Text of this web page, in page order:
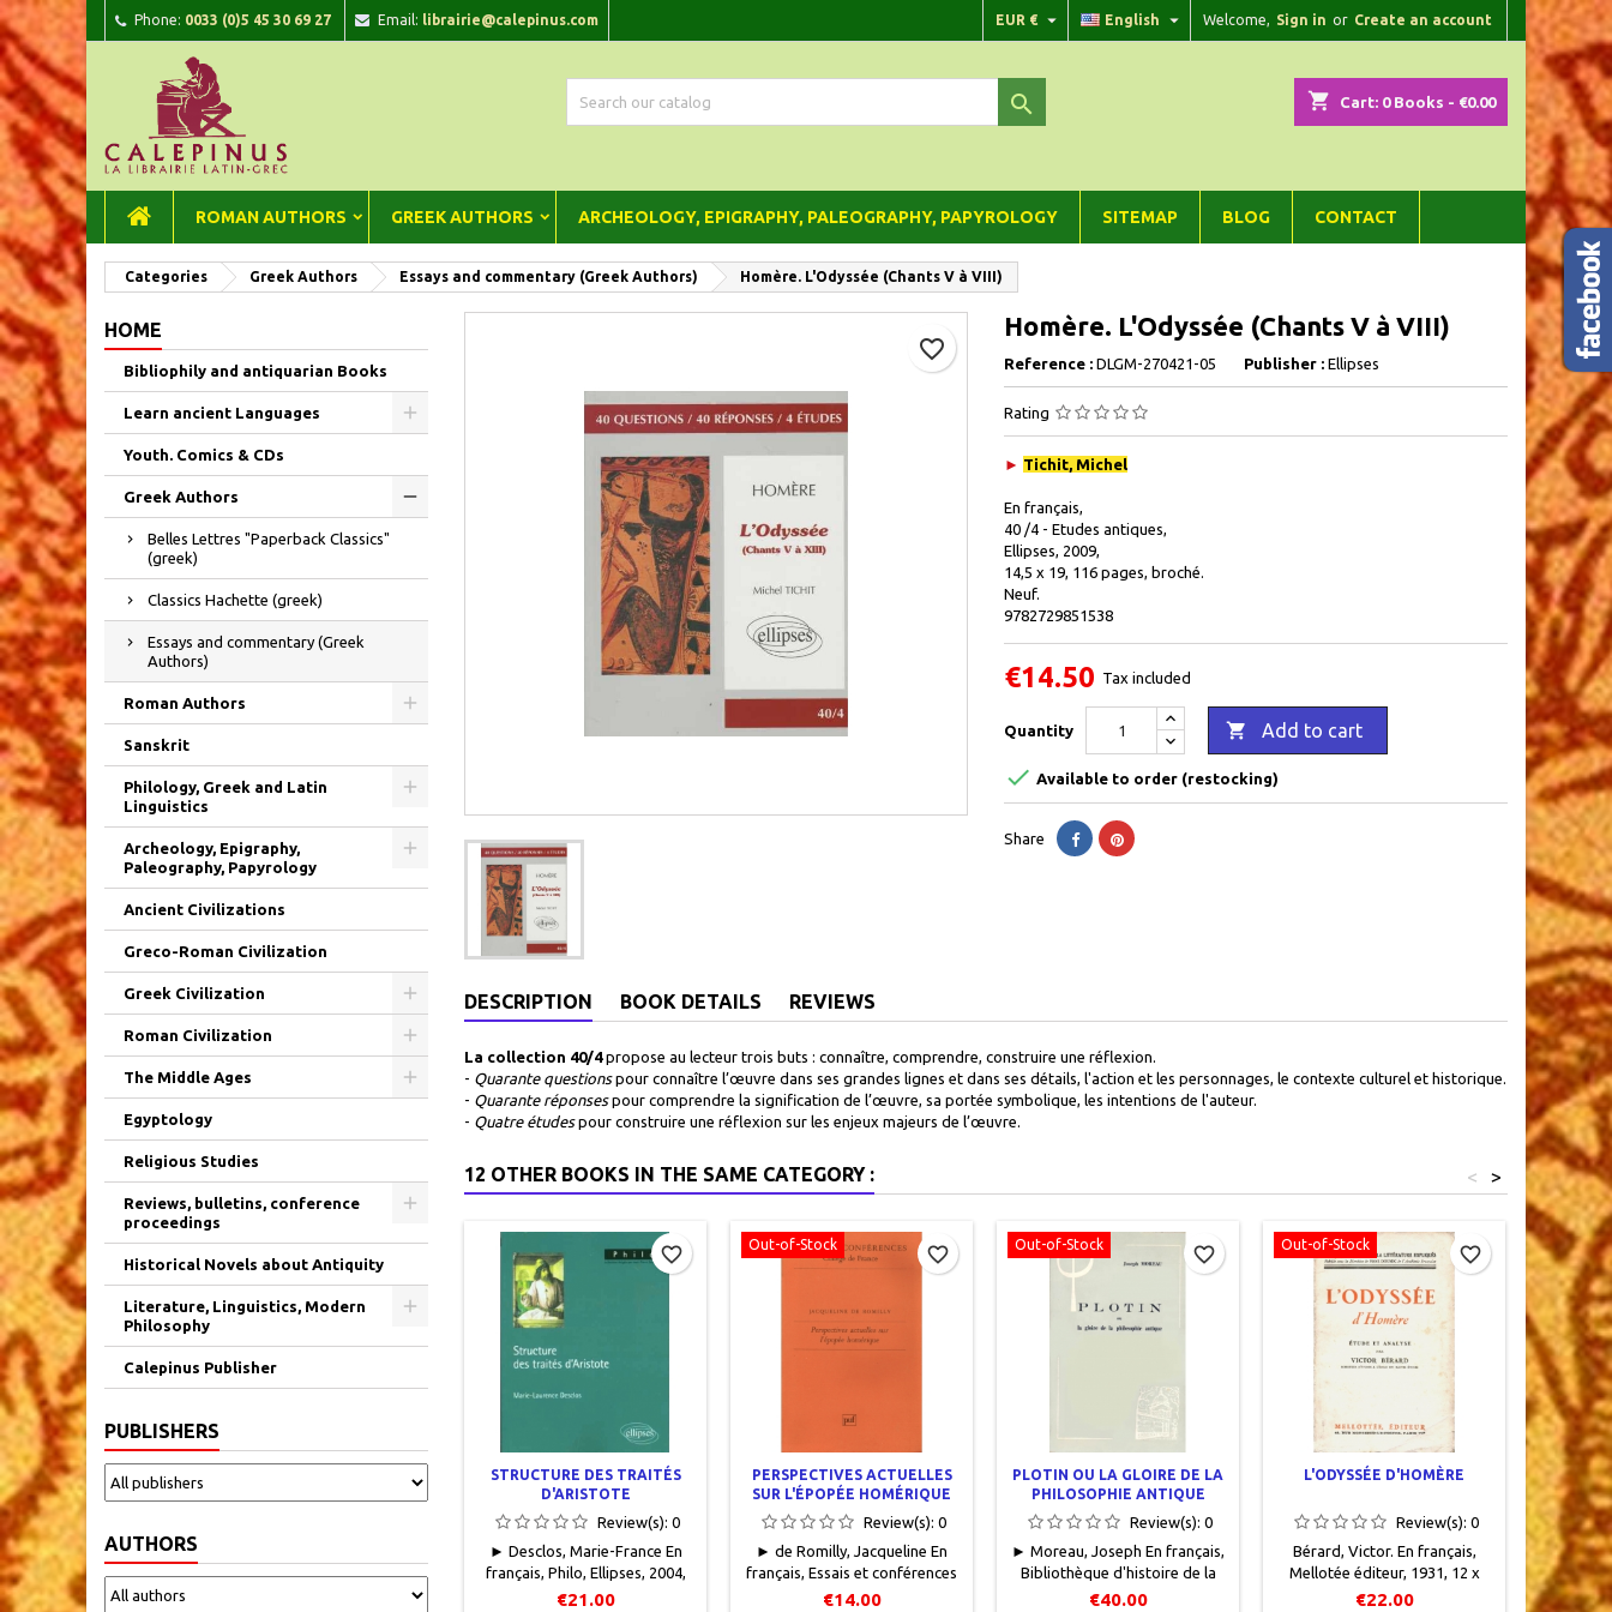
Phone: 0033 (0)5 45 30 69 27 Email: librairie@calepinus.com Welcome, Sign in or Create an account
English 
EUR € 
shopping_cart Cart: 0Books - €0.00

ROMAN AUTHORS GREEK AUTHORS ARCHEOLOGY, EPIGRAPHY, PALEOGRAPHY, PAPYROLOGY SITEMAP BLOG CONTACT
Categories Greek Authors Essays and commentary (Greek Authors) Homère. L'Odyssée (Chants V à VIII)
HOME
Bibliophily and antiquarian Books
Learn ancient Languages
Youth. Comics & CDs
Greek Authors
Belles Lettres "Paperback Classics"
(greek)
Classics Hachette (greek)
Essays and commentary (Greek
Authors)
Roman Authors
Sanskrit
Philology, Greek and Latin
Linguistics
Archeology, Epigraphy,
Paleography, Papyrology
Ancient Civilizations
Greco-Roman Civilization
Greek Civilization
Roman Civilization
The Middle Ages
Egyptology
Religious Studies
Reviews, bulletins, conference
proceedings
Historical Novels about Antiquity
Literature, Linguistics, Modern
Philosophy
Calepinus Publisher
PUBLISHERS
AUTHORS
Homère. L'Odyssée (Chants V à VIII)
Reference : DLGM-270421-05 Publisher : Ellipses
Rating
► Tichit, Michel
En français,
40 /4 - Etudes antiques,
Ellipses, 2009,
14,5 x 19, 116 pages, broché.
Neuf.
9782729851538
€14.50 Tax included
Quantity  Add to cart
favorite_border
 Available to order (restocking)
Share
DESCRIPTION BOOK DETAILS REVIEWS
La collection 40/4propose au lecteur trois buts : connaître, comprendre, construire une réflexion.
- Quarante questionspour connaître l’œuvre dans ses grandes lignes et dans ses détails, l'action et les personnages, le contexte culturel et historique.
- Quarante réponsespour comprendre la signification de l’œuvre, sa portée symbolique, les intentions de l'auteur.
- Quatre étudespour construire une réflexion sur les enjeux majeurs de l’œuvre.
12 OTHER BOOKS IN THE SAME CATEGORY : >
<
STRUCTURE DES TRAITÉS
D'ARISTOTE
Review(s): 0
► Desclos, Marie-France En
français, Philo, Ellipses, 2004,
14,5 x 19, 208 pages, broché.
€21.00
favorite_border Out-of-Stock
PERSPECTIVES ACTUELLES
SUR L'ÉPOPÉE HOMÉRIQUE
OU COMMENT LA RECHERCHE
PEUT RENOUVELER LA
LECTURE DES TEXTES
Review(s): 0
► de Romilly, Jacqueline En
français, Essais et conférences
Collège de France, Presses
€14.00
favorite_border Out-of-Stock
PLOTIN OU LA GLOIRE DE LA
PHILOSOPHIE ANTIQUE
Review(s): 0
► Moreau, Joseph En français,
Bibliothèque d'histoire de la
philosophie, Librairie
€40.00
favorite_border Out-of-Stock
L'ODYSSÉE D'HOMÈRE
Review(s): 0
Bérard, Victor. En français,
Mellotée éditeur, 1931, 12 x
18,5, 346 pages, broché,
€22.00
favorite_border Out-of-
Les
19,5,
toile
or au
le
Create new list
Cancel Create wishlist
You need to be logged in to save products in your wishlist.